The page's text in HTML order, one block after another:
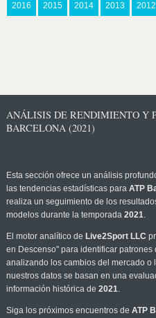
2016 2015 2014 2013 2012
ANÁLISIS DE RENDIMIENTO Y
BARCELONA (2021)
Esta sección ofrece un análisis
las tendencias estadísticas para ATP
realiza un seguimiento de los
modelos durante la temporada 2021.
El motor analítico de Live2Sport LLC
en Descenso" para identificar patrones
analizando los cambios del mercado
nuestros datos se basan en una
información histórica de 2021.
Siga los próximos encuentros de ATP